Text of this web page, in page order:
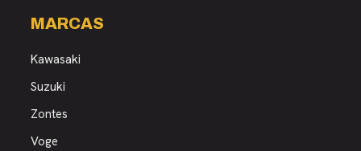
MARCAS
Kawasaki
Suzuki
Zontes
Voge